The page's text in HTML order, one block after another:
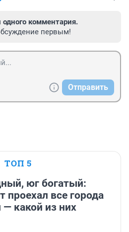
одного комментария.
первым!
Отправить
ТОП 5
юг богатый:
проехал все города
какой из них